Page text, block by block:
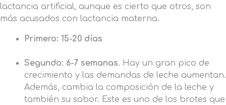
lactancia artificial, aunque es cierto que otros, son
más acusados con lactancia materna.
Primero: 15-20 días
Segundo: 6-7 semanas. Hay un gran pico de
crecimiento y las demandas de leche aumentan.
Además, cambia la composición de la leche y
también su sabor. Este es uno de los brotes que